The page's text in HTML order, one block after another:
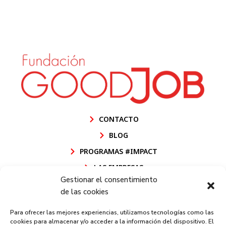
Gestionar el consentimiento
de las cookies
Para ofrecer las mejores experiencias, utilizamos tecnologías como las
cookies para almacenar y/o acceder a la información del dispositivo. El
CONTACTO
BLOG
PROGRAMAS #IMPACT
LAS EMPRESAS
POLÍTICA DE CALIDAD FUNDACIÓN GOODJOB
AVISO LEGAL